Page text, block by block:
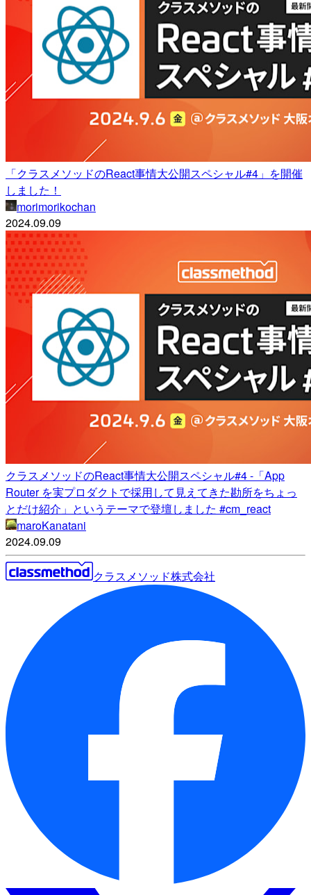
「クラスメソッドのReact事情大公開スペシャル#4」を開催
しました！
morimorikochan
2024.09.09
クラスメソッドのReact事情大公開スペシャル#4 -「App
Router を実プロダクトで採用して見えてきた勘所をちょっ
とだけ紹介」というテーマで登壇しました #cm_react
maroKanatani
2024.09.09
クラスメソッド株式会社